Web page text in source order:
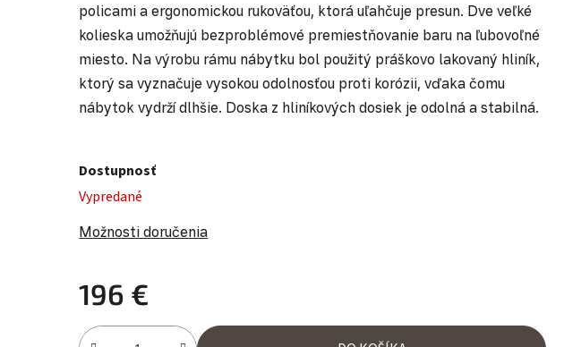
policami a ergonomickou rukoväťou, ktorá uľahčuje presun. Dve veľké
kolieska umožňujú bezproblémové premiestňovanie baru na ľubovoľné
miesto. Na výrobu rámu nábytku bol použitý práškovo lakovaný hliník,
ktorý sa vyznačuje vysokou odolnosťou proti korózii, vďaka čomu
nábytok vydrží dlhšie. Doska z hliníkových dosiek je odolná a stabilná.
Dostupnosť
Vypredané
Možnosti doručenia
196 €
Jednotková cena: